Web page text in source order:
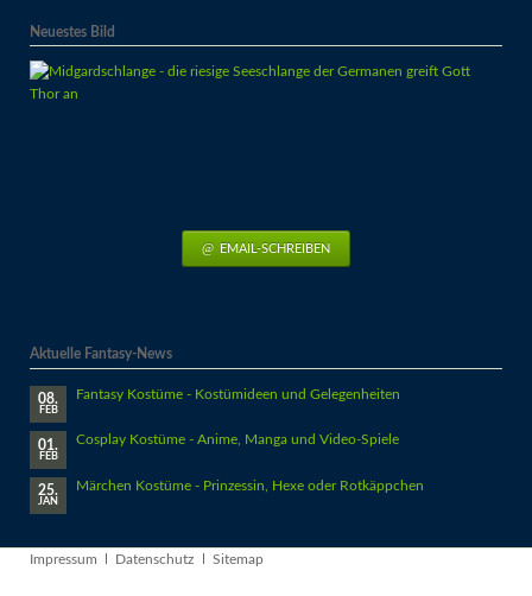
Neuestes Bild
EMAIL-SCHREIBEN
Aktuelle Fantasy-News
08.
FEB
Fantasy Kostüme - Kostümideen und Gelegenheiten
01.
FEB
Cosplay Kostüme - Anime, Manga und Video-Spiele
25.
JAN
Märchen Kostüme - Prinzessin, Hexe oder Rotkäppchen
Navigation
Impressum Datenschutz Sitemap